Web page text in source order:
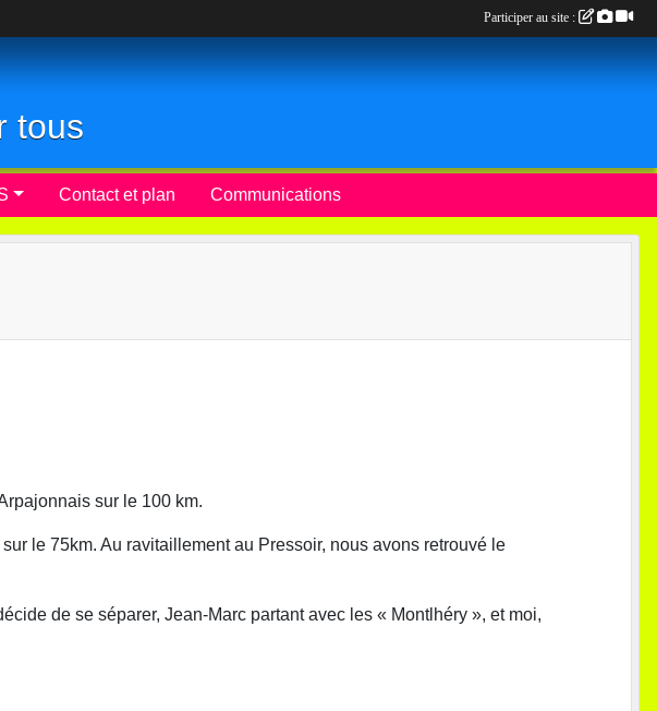
tous
Contact et plan Communications
sur le 100 km.
le 75km. Au ravitaillement au Pressoir, nous avons retrouvé le
de se séparer, Jean-Marc partant avec les « Montlhéry », et moi,
Participer au site :